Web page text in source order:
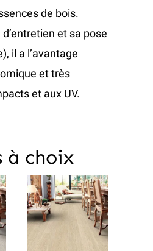
de bois.
et sa pose
il a l’avantage
et très
et aux UV.
à choix